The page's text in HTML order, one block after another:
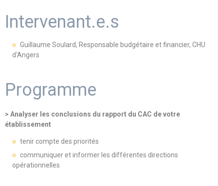
Intervenant.e.s
Guillaume Soulard, Responsable budgétaire et financier, CHU
d'Angers
Programme
> Analyser les conclusions du rapport du CAC de votre
établissement
tenir compte des priorités
communiquer et informer les différentes directions
opérationnelles